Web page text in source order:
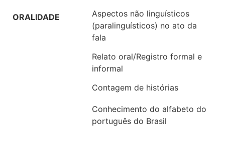
ORALIDADE
Aspectos não linguísticos
(paralinguísticos) no ato da
fala
Relato oral/Registro formal e
informal
Contagem de histórias
Conhecimento do alfabeto do
português do Brasil